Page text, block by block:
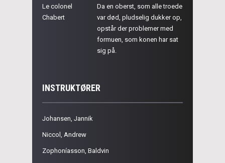
Le colonel
Chabert
Da en oberst, som alle troede
var død, pludselig dukker op,
opstår der problemer med
formuen, som konen har sat
sig på.
INSTRUKTØRER
Johansen, Jannik
Niccol, Andrew
Zophoníasson, Baldvin